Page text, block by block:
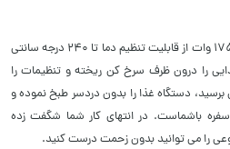
سرخ کن نینجا مدل AF180 با توان 1750 وات از قابلیت تنظیم دما تا 240 درجه سانتی
را درون ظرف سرخ کن ریخته و تنظیمات را
دستگاه غذا را بدون دردسر طبخ نموده و
باشماست. در انتهای کار شما شگفت زده
را می توانید بدون زحمت درست کنید.